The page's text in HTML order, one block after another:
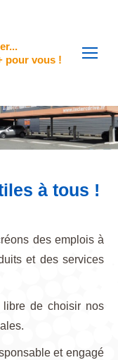
pour vous !
à tous !
des emplois à
et des services
libre de choisir nos
et engagé